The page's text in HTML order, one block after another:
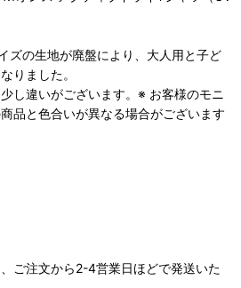
ズの生地が廃盤により、大人用と子ど
りました。
し違いがございます。※ お客様のモニ
品と色合いが異なる場合がございます
ご注文から2-4営業日ほどで発送いた